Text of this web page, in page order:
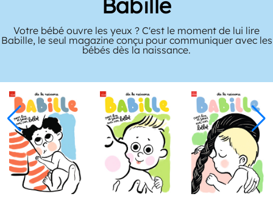
Babille
Votre bébé ouvre les yeux ? C'est le moment de lui lire
Babille, le seul magazine conçu pour communiquer avec les
bébés dès la naissance.